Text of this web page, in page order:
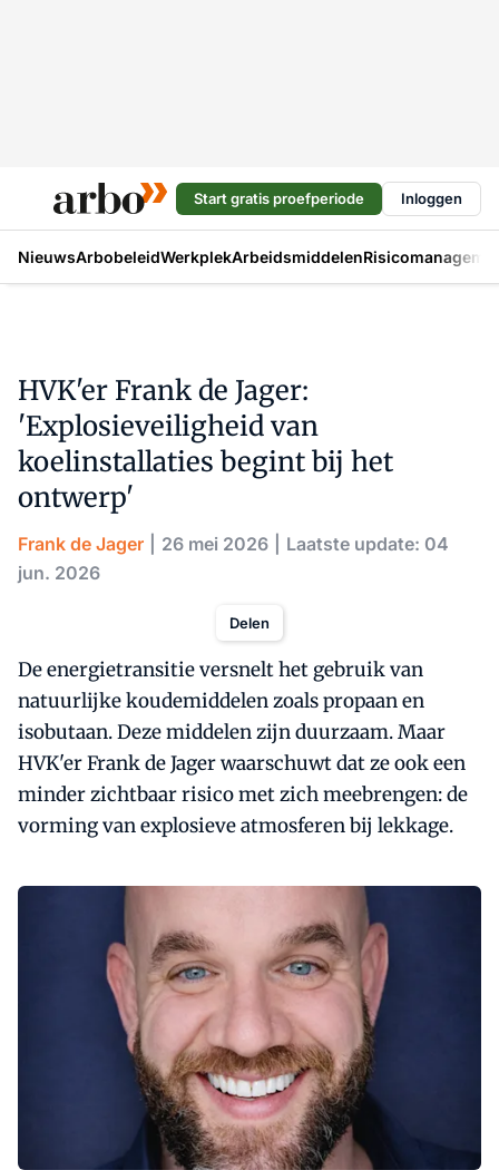
Start gratis proefperiode Inloggen
NieuwsArbobeleidWerkplekArbeidsmiddelen
HVK'er Frank de Jager:
'Explosieveiligheid van
koelinstallaties begint bij het
ontwerp'
Frank de Jager 26 mei 2026
Laatste update: 04
jun. 2026
Delen
De energietransitie versnelt het gebruik van
natuurlijke koudemiddelen zoals propaan en
isobutaan. Deze middelen zijn duurzaam. Maar
HVK'er Frank de Jager waarschuwt dat ze ook een
minder zichtbaar risico met zich meebrengen: de
vorming van explosieve atmosferen bij lekkage.